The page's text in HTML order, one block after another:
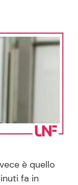
e Ricette
di Cucina
in TV
è quello
fa in